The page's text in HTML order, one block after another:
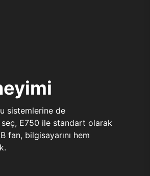
sistemlerine de
E750 ile standart olarak
fan, bilgisayarını hem